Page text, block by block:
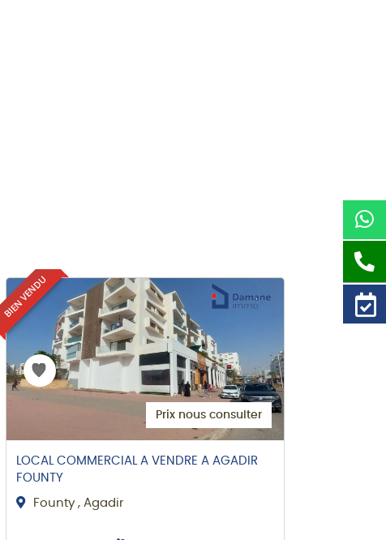
BIEN VENDU
Prix nous consulter
LOCAL COMMERCIAL A VENDRE A AGADIR
FOUNTY
Founty , Agadir